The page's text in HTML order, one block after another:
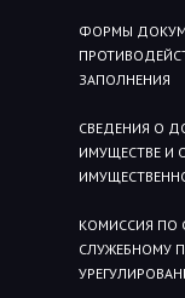
ФОРМЫ
ЗАПОЛНЕНИЯ
СВЕДЕНИЯ О
ИМУЩЕСТВЕ И
КОМИССИЯ ПО
СЛУЖЕБНОМУ